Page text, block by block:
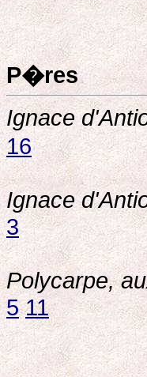
P�res
Ignace
16
Ignace
3
Polycarpe,
5 11